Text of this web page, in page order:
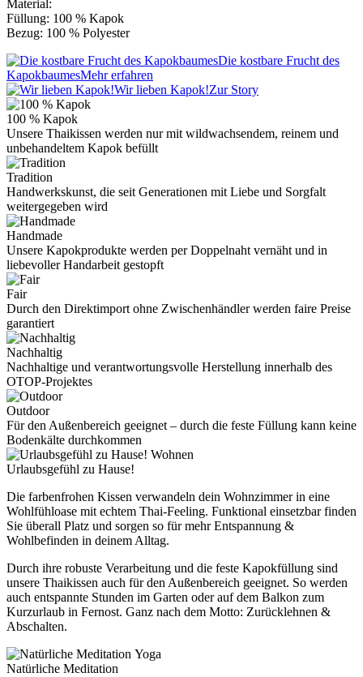
Material:
Füllung: 100 % Kapok
Bezug: 100 % Polyester
Die kostbare Frucht des
KapokbaumesMehr erfahren
Wir lieben Kapok!Zur Story
100 % Kapok
Unsere Thaikissen werden nur mit wildwachsendem, reinem und
unbehandeltem Kapok befüllt
Tradition
Handwerkskunst, die seit Generationen mit Liebe und Sorgfalt
weitergegeben wird
Handmade
Unsere Kapokprodukte werden per Doppelnaht vernäht und in
liebevoller Handarbeit gestopft
Fair
Durch den Direktimport ohne Zwischenhändler werden faire Preise
garantiert
Nachhaltig
Nachhaltige und verantwortungsvolle Herstellung innerhalb des
OTOP-Projektes
Outdoor
Für den Außenbereich geeignet – durch die feste Füllung kann keine
Bodenkälte durchkommen
Wohnen
Urlaubsgefühl zu Hause!
Die farbenfrohen Kissen verwandeln dein Wohnzimmer in eine
Wohlfühloase mit echtem Thai-Feeling. Funktional einsetzbar finden
Sie überall Platz und sorgen so für mehr Entspannung &
Wohlbefinden in deinem Alltag.
Durch ihre robuste Verarbeitung und die feste Kapokfüllung sind
unsere Thaikissen auch für den Außenbereich geeignet. So werden
auch entspannte Stunden im Garten oder auf dem Balkon zum
Kurzurlaub in Fernost. Ganz nach dem Motto: Zurücklehnen &
Abschalten.
Yoga
Natürliche Meditation